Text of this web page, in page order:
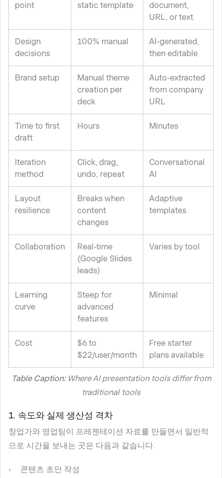
point
static template
document,
URL, or text
Design
decisions
100% manual
AI-generated,
then editable
Brand setup
Manual theme
creation per
deck
Auto-extracted
from company
URL
Time to first
draft
Hours Minutes
Iteration
method
Click, drag,
undo, repeat
Conversational
AI
Layout
resilience
Breaks when
content
changes
Adaptive
templates
Collaboration
Real-time
(Google Slides
leads)
Varies by tool
Learning
curve
Steep for
advanced
features
Minimal
Cost
$6 to
$22/user/month
Free starter
plans available
Table Caption:Where AI presentation tools differ from
traditional tools
1. 속도와 실제 생산성 격차
창업가와 영업팀이 프레젠테이션 자료를 만들면서 일반적
으로 시간을 보내는 곳은 다음과 같습니다.
콘텐츠 초안 작성